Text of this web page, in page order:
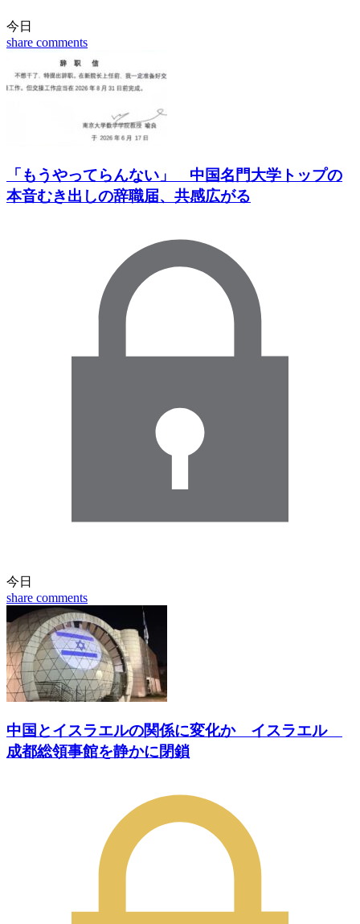
今日
share comments
「もうやってらんない」 中国名門大学トップの
本音むき出しの辞職届、共感広がる
今日
share comments
中国とイスラエルの関係に変化か イスラエル
成都総領事館を静かに閉鎖